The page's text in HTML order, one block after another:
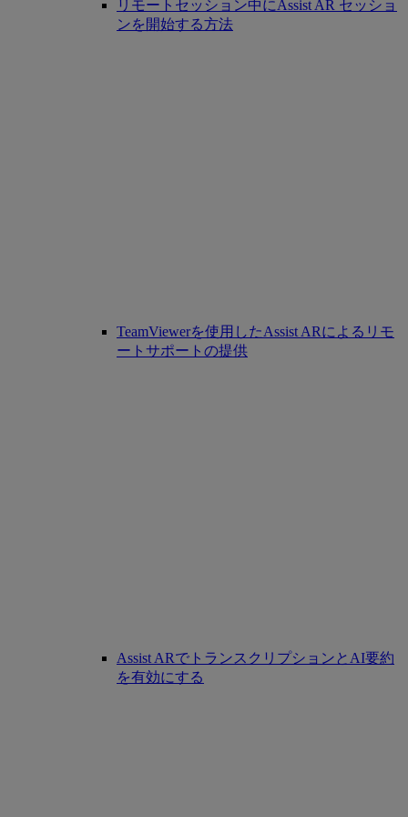
リモートセッション中にAssist AR セッショ
ンを開始する方法
TeamViewerを使用したAssist ARによるリモ
ートサポートの提供
Assist ARでトランスクリプションとAI要約
を有効にする